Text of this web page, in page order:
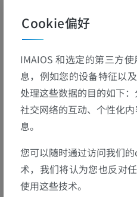
Cookie偏好
IMAIOS 和选定的第三方
息，例如您的设备特征以
处理这些数据的目的如下
社交网络的互动、个性化
息。
您可以随时通过访问我们
术，我们将认为您也反对
使用这些技术。